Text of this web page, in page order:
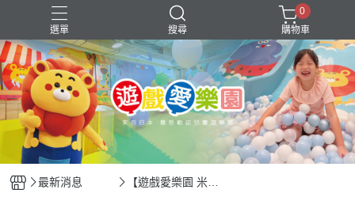
選單 搜尋
年中慶 會員優惠
0
購物車
最新消息
【遊戲愛樂園 米平